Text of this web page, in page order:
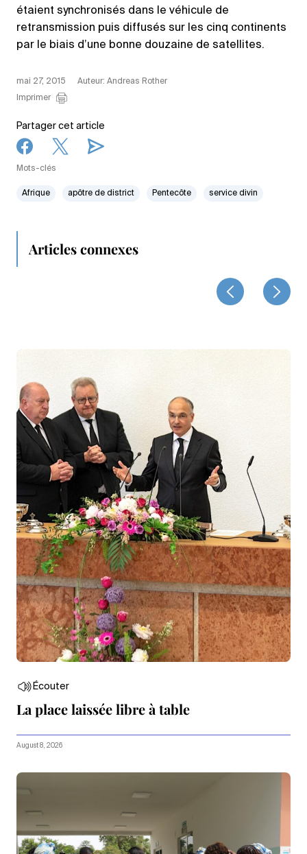
étaient synchronisés dans le véhicule de
retransmission puis diffusés sur les cinq continents
par le biais d’une bonne douzaine de satellites.
mai 27, 2015
Auteur: Andreas Rother
Imprimer
Partager cet article
Mots-clés
Afrique apôtre de district Pentecôte service divin
Articles connexes
Écouter
La place laissée libre à table
August 8, 2026